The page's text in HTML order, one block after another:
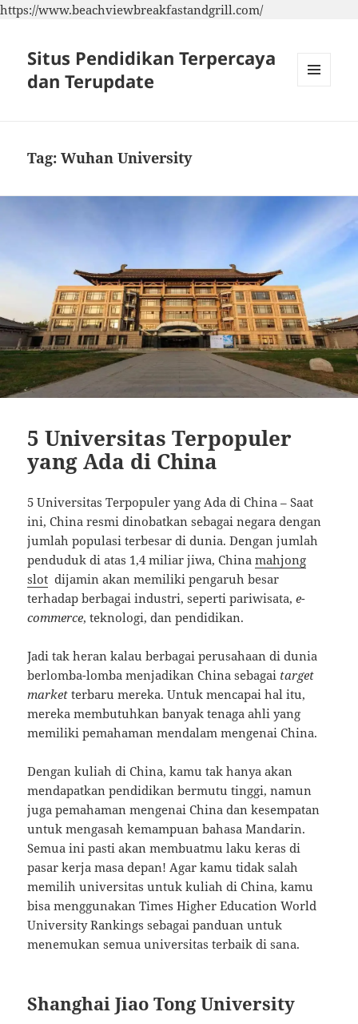
https://www.beachviewbreakfastandgrill.com/
Situs Pendidikan Terpercaya
dan Terupdate
Tag:Wuhan University
5 Universitas Terpopuler
yang Ada di China
5 Universitas Terpopuler yang Ada di China – Saat
ini, China resmi dinobatkan sebagai negara dengan
jumlah populasi terbesar di dunia. Dengan jumlah
penduduk di atas 1,4 miliar jiwa, Chinamahjong
slot dijamin akan memiliki pengaruh besar
terhadap berbagai industri, seperti pariwisata,e-
commerce, teknologi, dan pendidikan.
Jadi tak heran kalau berbagai perusahaan di dunia
berlomba-lomba menjadikan China sebagai target
marketterbaru mereka. Untuk mencapai hal itu,
mereka membutuhkan banyak tenaga ahli yang
memiliki pemahaman mendalam mengenai China.
Dengan kuliah di China, kamu tak hanya akan
mendapatkan pendidikan bermutu tinggi, namun
juga pemahaman mengenai China dan kesempatan
untuk mengasah kemampuan bahasa Mandarin.
Semua ini pasti akan membuatmu laku keras di
pasar kerja masa depan! Agar kamu tidak salah
memilih universitas untuk kuliah di China, kamu
bisa menggunakan Times Higher Education World
University Rankings sebagai panduan untuk
menemukan semua universitas terbaik di sana.
Shanghai Jiao Tong University